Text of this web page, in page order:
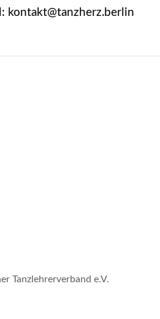
kontakt@tanzherz.berlin